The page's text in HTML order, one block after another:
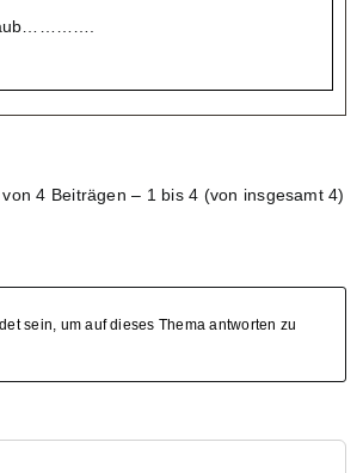
4 Beiträgen – 1 bis 4 (von insgesamt 4)
sein, um auf dieses Thema antworten zu